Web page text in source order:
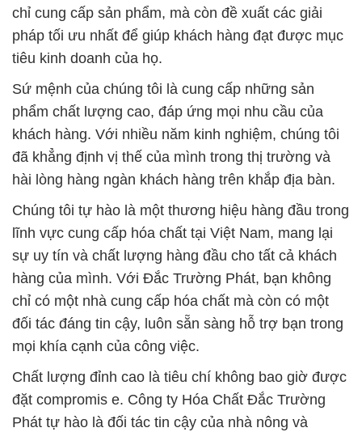
chỉ cung cấp sản phẩm, mà còn đề xuất các giải
pháp tối ưu nhất để giúp khách hàng đạt được mục
tiêu kinh doanh của họ.
Sứ mệnh của chúng tôi là cung cấp những sản
phẩm chất lượng cao, đáp ứng mọi nhu cầu của
khách hàng. Với nhiều năm kinh nghiệm, chúng tôi
đã khẳng định vị thế của mình trong thị trường và
hài lòng hàng ngàn khách hàng trên khắp địa bàn.
Chúng tôi tự hào là một thương hiệu hàng đầu trong
lĩnh vực cung cấp hóa chất tại Việt Nam, mang lại
sự uy tín và chất lượng hàng đầu cho tất cả khách
hàng của mình. Với Đắc Trường Phát, bạn không
chỉ có một nhà cung cấp hóa chất mà còn có một
đối tác đáng tin cậy, luôn sẵn sàng hỗ trợ bạn trong
mọi khía cạnh của công việc.
Chất lượng đỉnh cao là tiêu chí không bao giờ được
đặt compromis e. Công ty Hóa Chất Đắc Trường
Phát tự hào là đối tác tin cậy của nhà nông và